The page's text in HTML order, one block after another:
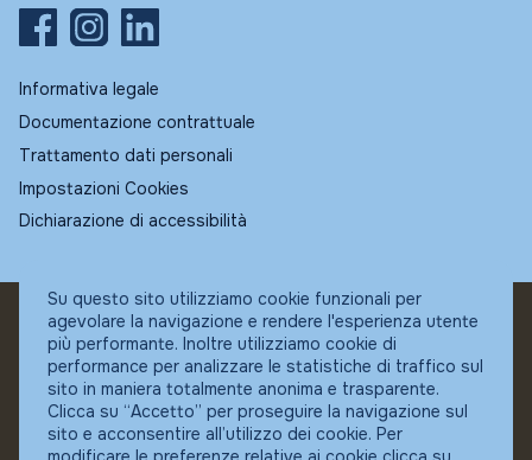
Informativa legale
Documentazione contrattuale
Trattamento dati personali
Impostazioni Cookies
Dichiarazione di accessibilità
© Fundstore
Collocatore autorizzato:
Banca Ifigest SpA
P.Iva: 04337180485
Su questo sito utilizziamo cookie funzionali per
agevolare la navigazione e rendere l'esperienza utente
più performante. Inoltre utilizziamo cookie di
performance per analizzare le statistiche di traffico sul
sito in maniera totalmente anonima e trasparente.
Clicca su “Accetto” per proseguire la navigazione sul
sito e acconsentire all’utilizzo dei cookie. Per